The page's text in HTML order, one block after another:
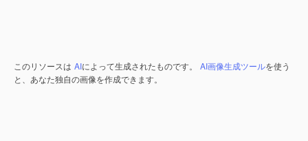
このリソースは AIによって生成されたものです。 AI画像生成ツールを使う
と、あなた独自の画像を作成できます。